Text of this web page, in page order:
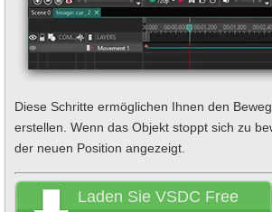
Diese Schritte ermöglichen Ihnen den
erstellen. Wenn das Objekt stoppt sich zu
der neuen Position angezeigt.
Laden Sie VSDC Free